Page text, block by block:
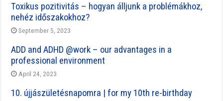
Toxikus pozitivitás – hogyan álljunk a problémákhoz,
nehéz időszakokhoz?
September 5, 2023
ADD and ADHD @work – our advantages in a
professional environment
April 24, 2023
10. újjászületésnapomra | for my 10th re-birthday